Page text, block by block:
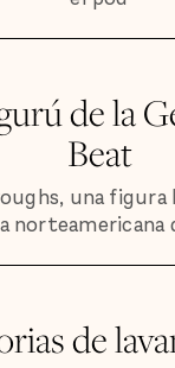
de la
Beat
una figura
de